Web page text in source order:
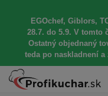
EGOchef, Giblors,
28.7. do 5.9. V tomto
Ostatný objednaný
teda po naskladnení